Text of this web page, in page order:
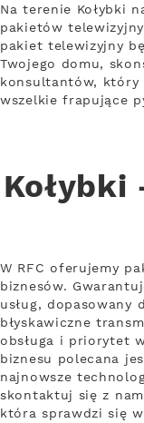
Na terenie Kołybki
pakietów
pakiet telewizyjny
Twojego domu,
konsultantów, który
wszelkie frapujące
Kołybki
W RFC oferujemy
biznesów.
usług, dopasowany
błyskawiczne
obsługa i priorytet
biznesu polecana
najnowsze
skontaktuj się z
która sprawdzi się